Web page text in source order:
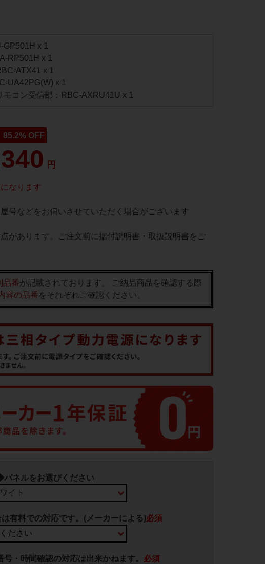
GP501H x 1
RP501H x 1
ATX41 x 1
UA42PG(W) x 1
モコン受信部：RBC-AXRU41U x 1
85.2% OFF
円
なります
号などをお伺いさせていただく場合がございます
があります。ご注文前に据付説明書・取扱説明書をご
品番が記載されております。 ご納品商品を確認する際
容の品番をそれぞれご確認ください。
ネルをお選びください
有料での対応です。(メーカーによる)必須
・時間確認の対応は出来かねます。 必須